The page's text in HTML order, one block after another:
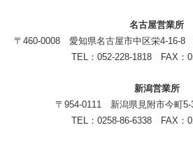
名古屋営業所
〒460-0008 愛知県名古屋市中区栄4-16-8
TEL：052-228-1818 FAX：
新潟営業所
〒954-0111 新潟県見附市今町5-
TEL：0258-86-6338 FAX：